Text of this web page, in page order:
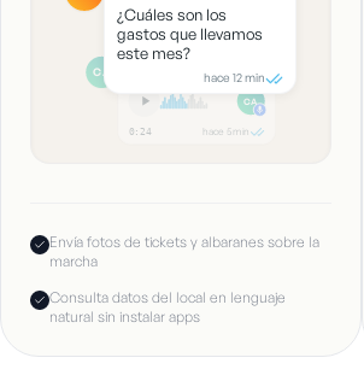
CA
CA
0:24 hace 5 min
¿Cuáles son los
gastos que llevamos
este mes?
hace 12 min
Envía fotos de tickets y albaranes sobre la
marcha
Consulta datos del local en lenguaje
natural sin instalar apps